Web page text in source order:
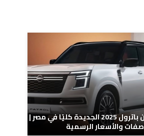
نيسان باترول 2025 الجديدة كليًا في مصر |
والأسعار الرسمية